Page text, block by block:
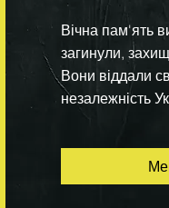
Вічна пам'ять
загинули,
Вони віддали
незалежність